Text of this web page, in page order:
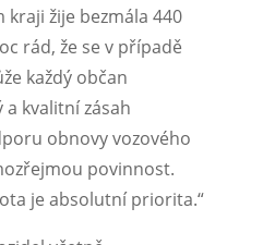
kraji žije bezmála 440
rád, že se v případě
každý občan
kvalitní zásah
obnovy vozového
povinnost.
je absolutní priorita.“